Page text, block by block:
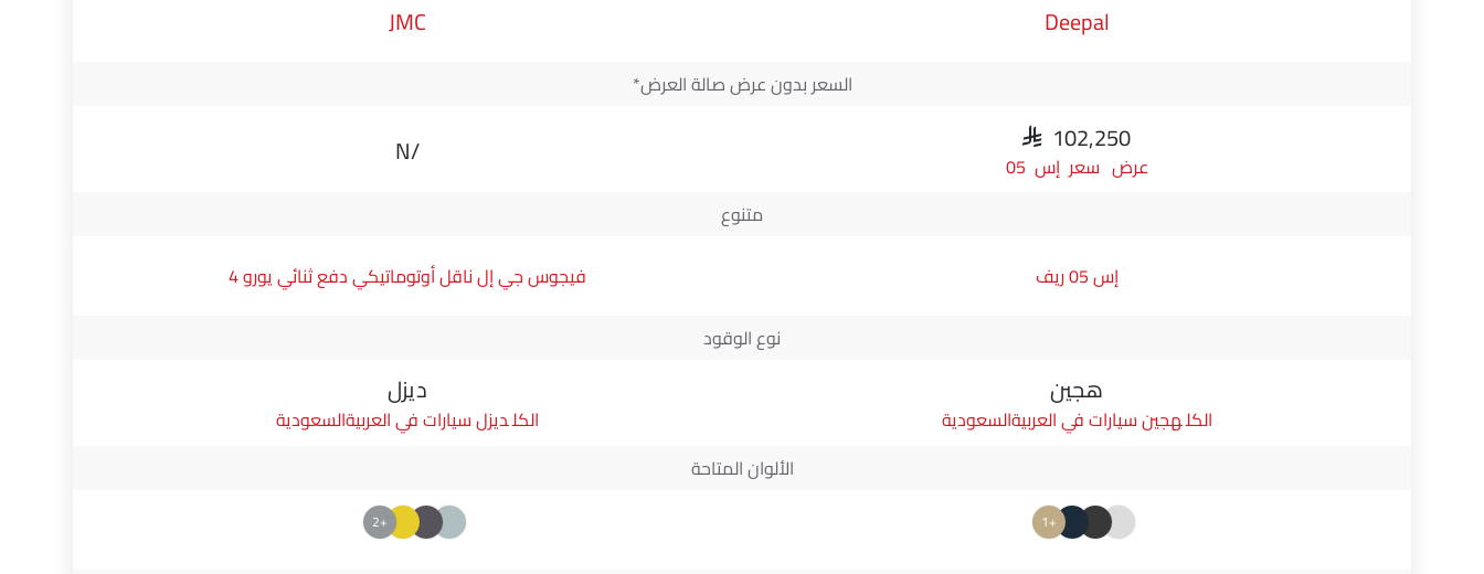
Deepal
JMC
السعر بدون عرض صالة العرض*
SAR 102,250
سعر إس 05
N/A
متنوع
إس 05 ريف
فيجوس جي إل ناقل أوتوماتيكي دفع ثنائي يورو 4
نوع الوقود
هجين
هجين سيارات في العربيةالسعودية
ديزل
ديزل سيارات في العربيةالسعودية
الألوان المتاحة
+1
+2